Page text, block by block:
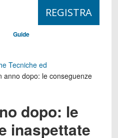
Guide
Tecniche ed
anno dopo: le conseguenze
dopo: le
inaspettate